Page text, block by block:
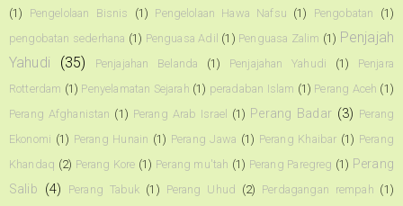
(1)
Pengelolaan Bisnis (1) Pengelolaan Hawa Nafsu (1) Pengobatan
(1)
pengobatan sederhana (1) Penguasa Adil (1) Penguasa Zalim (1) Penjajah
Yahudi
(35) Penjajahan Belanda (1) Penjajahan Yahudi (1)
Penjara
Rotterdam (1) Penyelamatan Sejarah (1) peradaban Islam (1) Perang Aceh (1)
Perang Afghanistan (1) Perang Arab Israel (1) Perang Badar (3) Perang
Ekonomi (1) Perang Hunain (1) Perang Jawa (1) Perang Khaibar (1) Perang
Khandaq (2) Perang Kore (1) Perang mu'tah (1) Perang Paregreg (1) Perang
Salib (4) Perang Tabuk (1) Perang Uhud (2) Perdagangan rempah (1)